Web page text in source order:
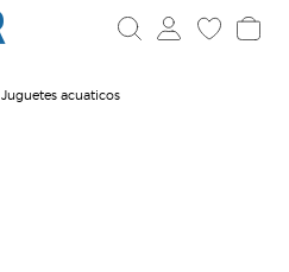
Juguetes acuaticos